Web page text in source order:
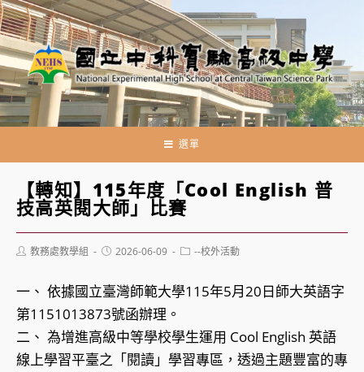
跳
轉
至
主
要
內
選單
【轉知】115年度「Cool English 普
技高英閱大師」比賽
Post教務處教學組
Post2026-06-09
Post--校外活動
一、 依據國立臺灣師範大學115年5月20日師大英語字
第1151013873號函辦理。
二、 為增進高級中等學校學生運用 Cool English 英語
線上學習平臺之「閱讀」學習專區，透過主題豐富的專